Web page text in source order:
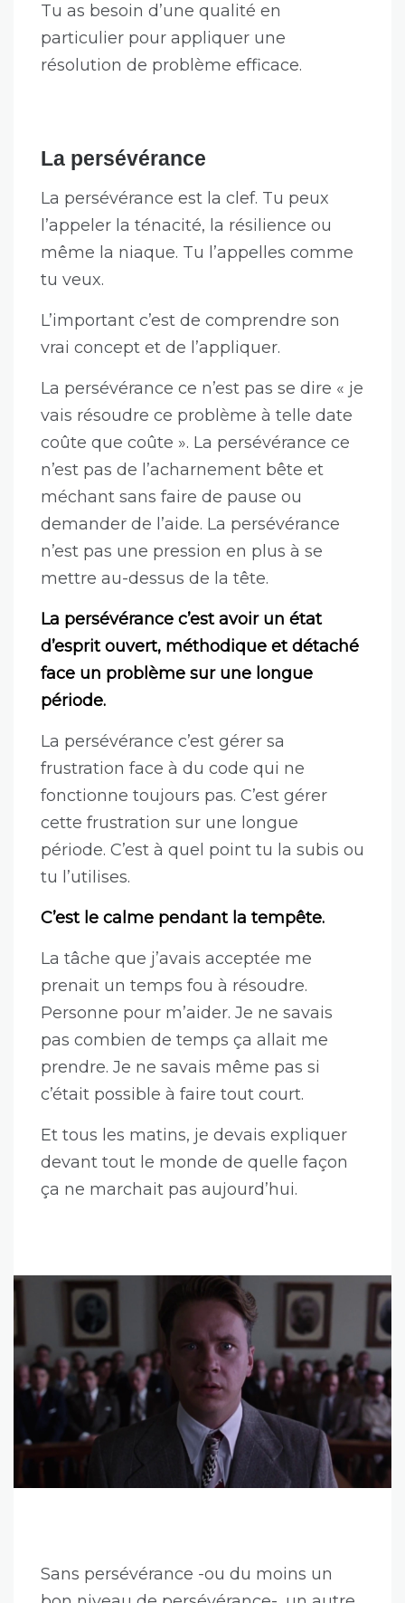
Tu as besoin d’une qualité en
particulier pour appliquer une
résolution de problème efficace.
La persévérance
La persévérance est la clef. Tu peux
l’appeler la ténacité, la résilience ou
même la niaque. Tu l’appelles comme
tu veux.
L’important c’est de comprendre son
vrai concept et de l’appliquer.
La persévérance ce n’est pas se dire « je
vais résoudre ce problème à telle date
coûte que coûte ». La persévérance ce
n’est pas de l’acharnement bête et
méchant sans faire de pause ou
demander de l’aide. La persévérance
n’est pas une pression en plus à se
mettre au-dessus de la tête.
La persévérance c’est avoir un état
d’esprit ouvert, méthodique et détaché
face un problème sur une longue
période.
La persévérance c’est gérer sa
frustration face à du code qui ne
fonctionne toujours pas. C’est gérer
cette frustration sur une longue
période. C’est à quel point tu la subis ou
tu l’utilises.
C’est le calme pendant la tempête.
La tâche que j’avais acceptée me
prenait un temps fou à résoudre.
Personne pour m’aider. Je ne savais
pas combien de temps ça allait me
prendre. Je ne savais même pas si
c’était possible à faire tout court.
Et tous les matins, je devais expliquer
devant tout le monde de quelle façon
ça ne marchait pas aujourd’hui.
Sans persévérance -ou du moins un